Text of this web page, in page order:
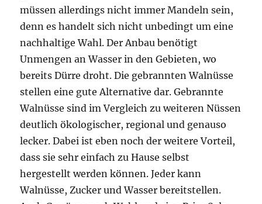
müssen allerdings nicht immer Mandeln sein,
denn es handelt sich nicht unbedingt um eine
nachhaltige Wahl. Der Anbau benötigt
Unmengen an Wasser in den Gebieten, wo
bereits Dürre droht. Die gebrannten Walnüsse
stellen eine gute Alternative dar. Gebrannte
Walnüsse sind im Vergleich zu weiteren Nüssen
deutlich ökologischer, regional und genauso
lecker. Dabei ist eben noch der weitere Vorteil,
dass sie sehr einfach zu Hause selbst
hergestellt werden können. Jeder kann
Walnüsse, Zucker und Wasser bereitstellen.